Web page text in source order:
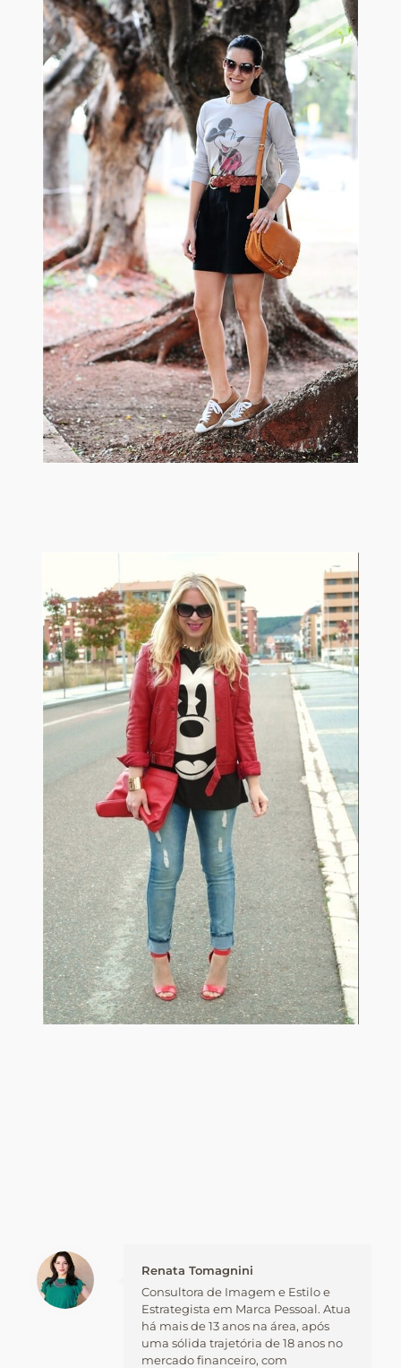
Renata Tomagnini
Consultora de Imagem e Estilo e
Estrategista em Marca Pessoal. Atua
há mais de 13 anos na área, após
uma sólida trajetória de 18 anos no
mercado financeiro, com